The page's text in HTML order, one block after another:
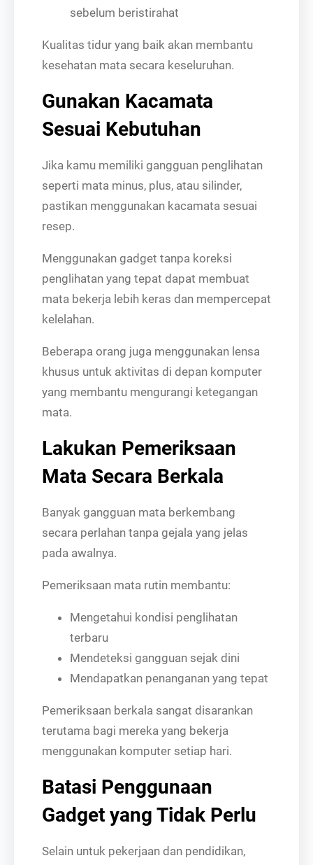
sebelum beristirahat
Kualitas tidur yang baik akan membantu
kesehatan mata secara keseluruhan.
Gunakan Kacamata
Sesuai Kebutuhan
Jika kamu memiliki gangguan penglihatan
seperti mata minus, plus, atau silinder,
pastikan menggunakan kacamata sesuai
resep.
Menggunakan gadget tanpa koreksi
penglihatan yang tepat dapat membuat
mata bekerja lebih keras dan mempercepat
kelelahan.
Beberapa orang juga menggunakan lensa
khusus untuk aktivitas di depan komputer
yang membantu mengurangi ketegangan
mata.
Lakukan Pemeriksaan
Mata Secara Berkala
Banyak gangguan mata berkembang
secara perlahan tanpa gejala yang jelas
pada awalnya.
Pemeriksaan mata rutin membantu:
Mengetahui kondisi penglihatan
terbaru
Mendeteksi gangguan sejak dini
Mendapatkan penanganan yang tepat
Pemeriksaan berkala sangat disarankan
terutama bagi mereka yang bekerja
menggunakan komputer setiap hari.
Batasi Penggunaan
Gadget yang Tidak Perlu
Selain untuk pekerjaan dan pendidikan,